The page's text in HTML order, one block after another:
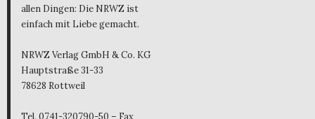
allen Dingen: Die NRWZ ist
einfach mit Liebe gemacht.
NRWZ Verlag GmbH & Co. KG
Hauptstraße 31-33
78628 Rottweil
Tel. 0741-320790-50 – Fax